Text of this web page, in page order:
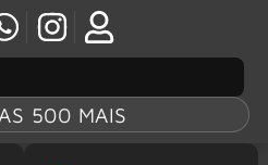
500 MAIS